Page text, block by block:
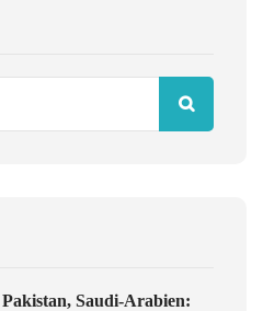
Saudi-Arabien: